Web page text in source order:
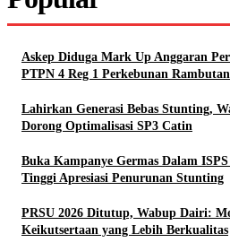
Askep Diduga Mark Up Anggaran
PTPN 4 Reg 1 Perkebunan Rambutan
Lahirkan Generasi Bebas Stunting,
Dorong Optimalisasi SP3 Catin
Buka Kampanye Germas Dalam
Tinggi Apresiasi Penurunan Stunting
PRSU 2026 Ditutup, Wabup Dairi:
Keikutsertaan yang Lebih Berkualitas